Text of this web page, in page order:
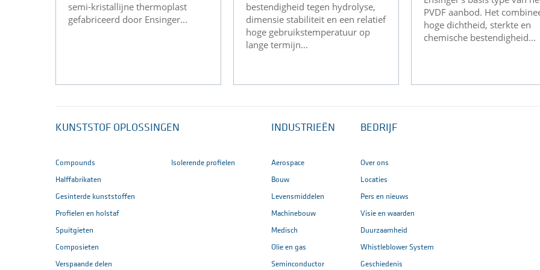
semi-kristallijne thermoplast
gefabriceerd door Ensinger...
bestendigheid tegen hydrolyse,
dimensie stabiliteit en een relatief
hoge gebruikstemperatuur op
lange termijn...
PVDF aanbod. Het
hoge dichtheid, sterkte en
chemische bestendigheid...
KUNSTSTOF OPLOSSINGEN
Compounds
Halffabrikaten
Gesinterde kunststoffen
Profielen en holstaf
Spuitgieten
Composieten
Verspaande delen
Isolerende profielen
INDUSTRIEËN
Aerospace
Bouw
Levensmiddelen
Machinebouw
Medisch
Olie en gas
Seminconductor
BEDRIJF
Over ons
Locaties
Pers en nieuws
Visie en waarden
Duurzaamheid
Whistleblower System
Geschiedenis